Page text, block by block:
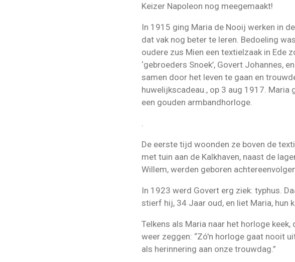
Keizer Napoleon nog meegemaakt!
In 1915 ging Maria de Nooij werken in
dat vak nog beter te leren. Bedoeling
oudere zus Mien een textielzaak in Ede
‘gebroeders Snoek’, Govert Johannes,
samen door het leven te gaan en
huwelijkscadeau., op 3 aug 1917.
een gouden armbandhorloge.
De eerste tijd woonden ze boven de
met tuin aan de Kalkhaven, naast de
Willem, werden geboren
In 1923 werd Govert erg ziek: typhus.
stierf hij, 34 Jaar oud, en liet Maria, hun
Telkens als Maria naar het horloge
weer zeggen: “Zó'n horloge gaat nooit
als herinnering aan onze trouwdag.”